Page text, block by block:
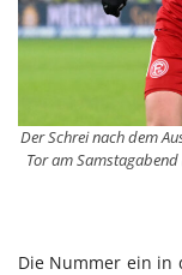
Der Schrei nach dem
Tor am
Die Nummer ein in